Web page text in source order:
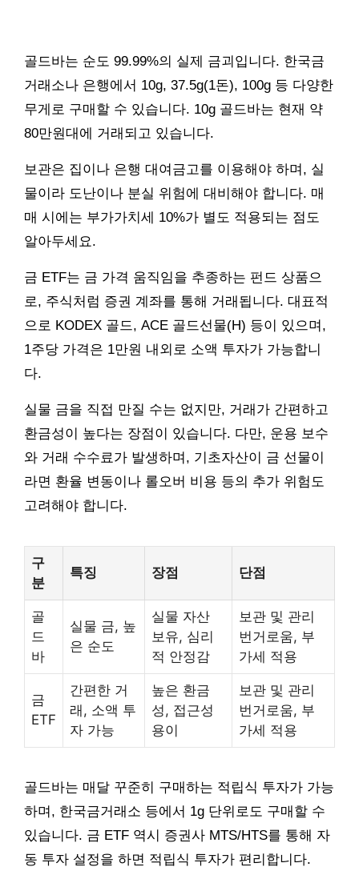
골드바는 순도 99.99%의 실제 금괴입니다. 한국금
거래소나 은행에서 10g, 37.5g(1돈), 100g 등 다양한
무게로 구매할 수 있습니다. 10g 골드바는 현재 약
80만원대에 거래되고 있습니다.
보관은 집이나 은행 대여금고를 이용해야 하며, 실
물이라 도난이나 분실 위험에 대비해야 합니다. 매
매 시에는 부가가치세 10%가 별도 적용되는 점도
알아두세요.
금 ETF는 금 가격 움직임을 추종하는 펀드 상품으
로, 주식처럼 증권 계좌를 통해 거래됩니다. 대표적
으로 KODEX 골드, ACE 골드선물(H) 등이 있으며,
1주당 가격은 1만원 내외로 소액 투자가 가능합니
다.
실물 금을 직접 만질 수는 없지만, 거래가 간편하고
환금성이 높다는 장점이 있습니다. 다만, 운용 보수
와 거래 수수료가 발생하며, 기초자산이 금 선물이
라면 환율 변동이나 롤오버 비용 등의 추가 위험도
고려해야 합니다.
구
분
특징 장점 단점
골
드
바
실물 금, 높
은 순도
실물 자산
보유, 심리
적 안정감
보관 및 관리
번거로움, 부
가세 적용
금
ETF
간편한 거
래, 소액 투
자 가능
높은 환금
성, 접근성
용이
보관 및 관리
번거로움, 부
가세 적용
골드바는 매달 꾸준히 구매하는 적립식 투자가 가능
하며, 한국금거래소 등에서 1g 단위로도 구매할 수
있습니다. 금 ETF 역시 증권사 MTS/HTS를 통해 자
동 투자 설정을 하면 적립식 투자가 편리합니다.